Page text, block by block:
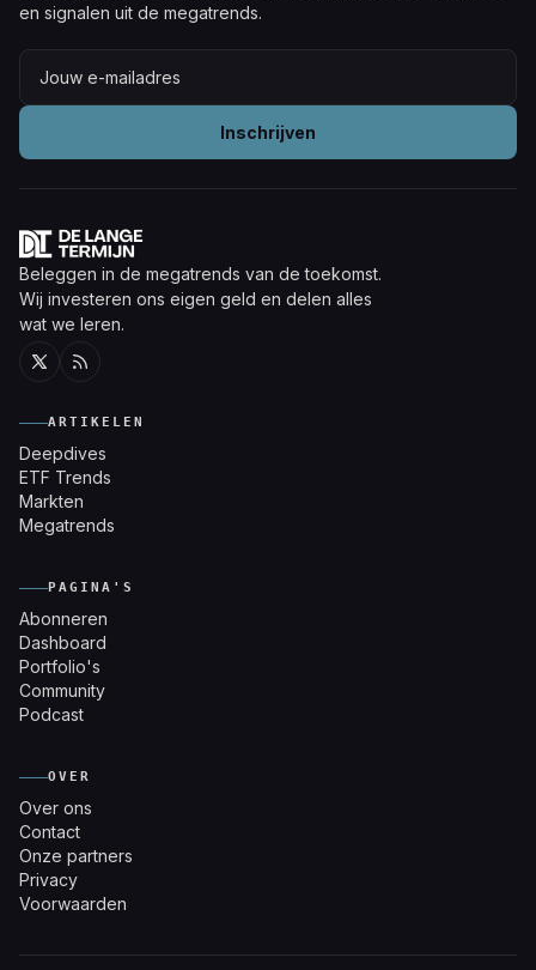
en signalen uit de megatrends.
Inschrijven
Beleggen in de megatrends van de toekomst.
Wij investeren ons eigen geld en delen alles
wat we leren.
ARTIKELEN
Deepdives
ETF Trends
Markten
Megatrends
PAGINA'S
Abonneren
Dashboard
Portfolio's
Community
Podcast
OVER
Over ons
Contact
Onze partners
Privacy
Voorwaarden